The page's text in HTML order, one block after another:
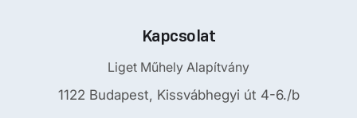
Kapcsolat
Liget Műhely Alapítvány
1122 Budapest, Kissvábhegyi út 4-6./b